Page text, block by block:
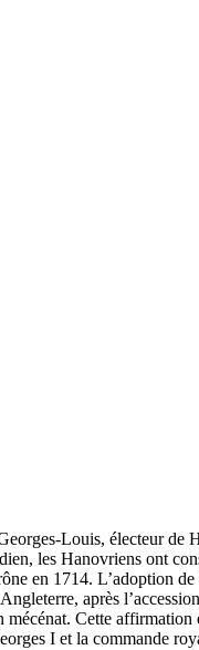
Louis, électeur
les Hanovriens ont
en 1714. L’adoption
après
Cette
I et la commande